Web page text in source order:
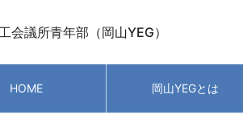
HOME 岡山YEGとは